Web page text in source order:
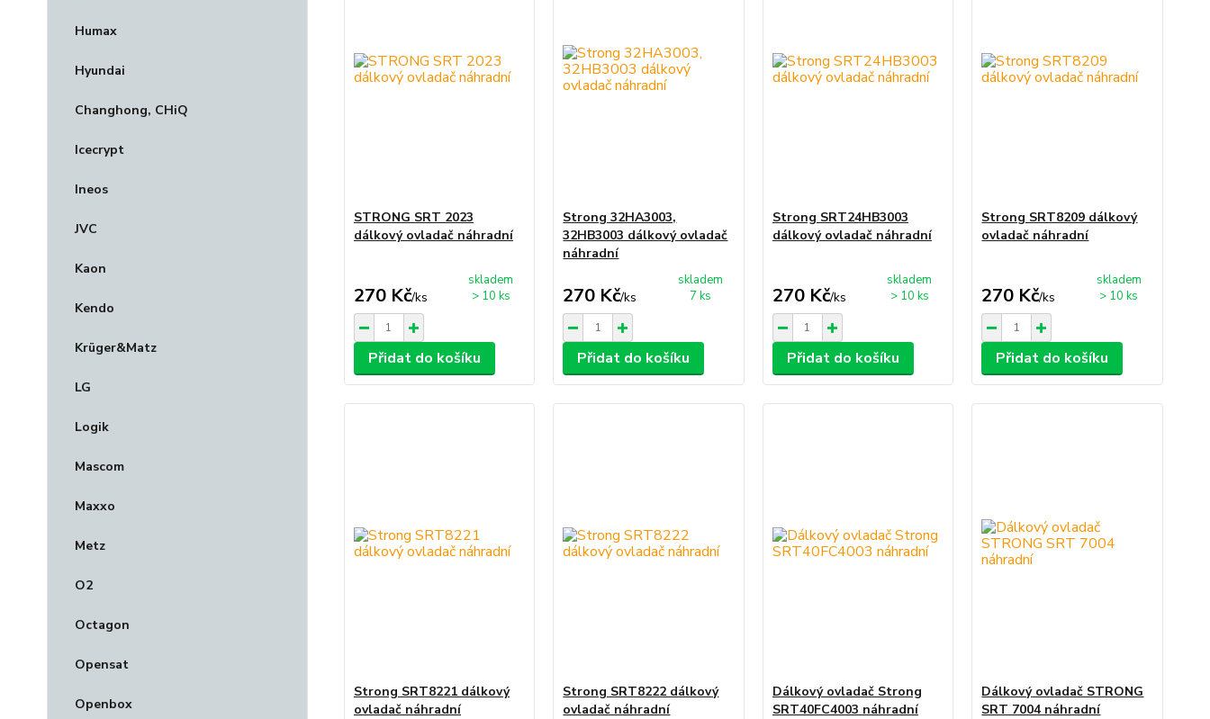
Humax
Hyundai
Changhong, CHiQ
Icecrypt
Ineos
JVC
Kaon
Kendo
Krüger&Matz
LG
Logik
Mascom
Maxxo
Metz
O2
Octagon
Opensat
Openbox
STRONG SRT 2023
dálkový ovladač náhradní
270 Kč/ks
skladem
> 10 ks
Přidat do košíku
Strong 32HA3003,
32HB3003 dálkový ovladač
náhradní
270 Kč/ks
skladem
7 ks
Přidat do košíku
Strong SRT24HB3003
dálkový ovladač náhradní
270 Kč/ks
skladem
> 10 ks
Přidat do košíku
Strong SRT8209 dálkový
ovladač náhradní
270 Kč/ks
skladem
> 10 ks
Přidat do košíku
Strong SRT8221 dálkový
ovladač náhradní
Strong SRT8222 dálkový
ovladač náhradní
Dálkový ovladač Strong
SRT40FC4003 náhradní
Dálkový ovladač STRONG
SRT 7004 náhradní